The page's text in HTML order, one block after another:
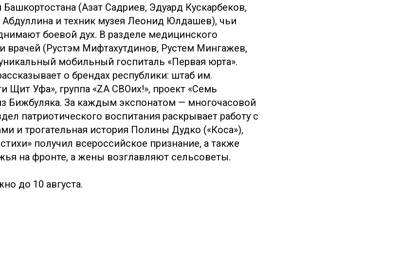
(Азат Садриев, Эдуард Кускарбеков,
и техник музея Леонид Юлдашев), чьи
боевой дух. В разделе медицинского
врачей (Рустэм Мифтахутдинов, Рустем Мингажев,
мобильный госпиталь «Первая юрта».
о брендах республики: штаб им.
Щит Уфа», группа «ZA СВОих!», проект «Семь
Бижбуляка. За каждым экспонатом — многочасовой
патриотического воспитания раскрывает работу с
и трогательная история Полины Дудко («Коса»),
получил всероссийское признание, а также
на фронте, а жены возглавляют сельсоветы.
до 10 августа.